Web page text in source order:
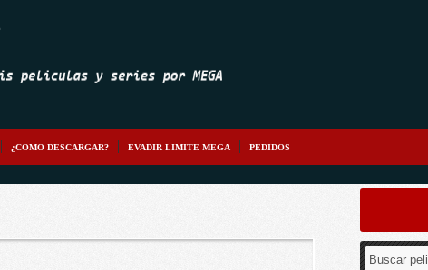
¿COMO DESCARGAR? EVADIR LIMITE MEGA PEDIDOS